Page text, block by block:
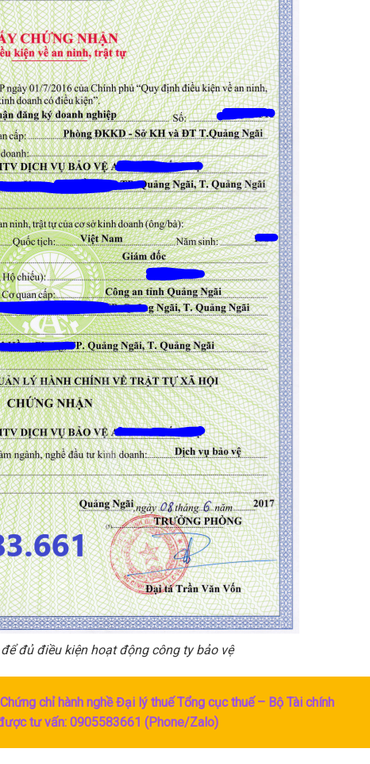
đủ điều kiện hoạt động công ty bảo vệ
chỉ hành nghề Đại lý thuế Tổng cục thuế – Bộ Tài chính
tư vấn: 0905583661 (Phone/Zalo)